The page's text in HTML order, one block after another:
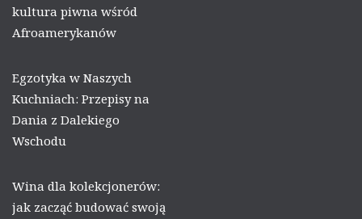
kultura piwna wśród
Afroamerykanów
Egzotyka w Naszych
Kuchniach: Przepisy na
Dania z Dalekiego
Wschodu
Wina dla kolekcjonerów:
jak zacząć budować swoją